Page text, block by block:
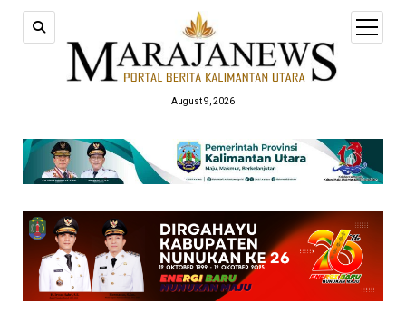
August 9, 2026
open
menu